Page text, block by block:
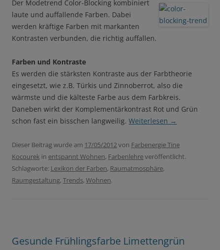
Der Modetrend Color-Blocking kombiniert
laute und auffallende Farben. Dabei
werden kräftige Farben mit markanten
Kontrasten verbunden, die richtig auffallen.
Farben und Kontraste
Es werden die stärksten Kontraste aus der Farbtheorie
eingesetzt, wie z.B. Türkis und Zinnoberrot, also die
wärmste und die kälteste Farbe aus dem Farbkreis.
Daneben wirkt der Komplementärkontrast Rot und Grün
schon fast ein bisschen langweilig. Weiterlesen →
Dieser Beitrag wurde am 17/05/2012von Farbenergie Tine
Kocourek in entspannt Wohnen, Farbenlehreveröffentlicht.
Schlagworte: Lexikon der Farben, Raumatmosphäre,
Raumgestaltung, Trends, Wohnen.
Gesunde Frühlingsfarbe Limettengrün